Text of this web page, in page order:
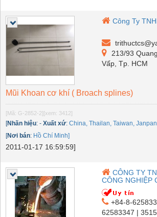
Công Ty
213/93
Vấp, Tp. HCM
Mũi Khoan cơ khí ( Broach splines)
[Mã: G-2852-2][xem: 3412]
[Nhãn hiệu: - Xuất xứ: China, Thailan, Taiwan,
[Nơi bán: Hồ Chí Minh]
2011-01-17 16:59:59]
CÔNG TY
CÔNG NGHIỆP
+84-8-
62583347 |